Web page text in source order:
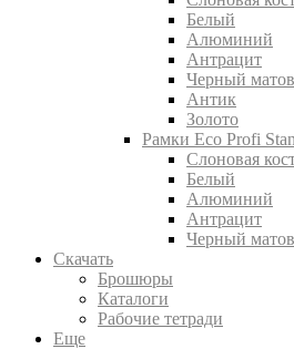
Белый
Алюминий
Антрацит
Черный
Антик
Золото
Рамки Eco Profi
Слоновая
Белый
Алюминий
Антрацит
Черный
Скачать
Брошюры
Каталоги
Рабочие тетради
Еще